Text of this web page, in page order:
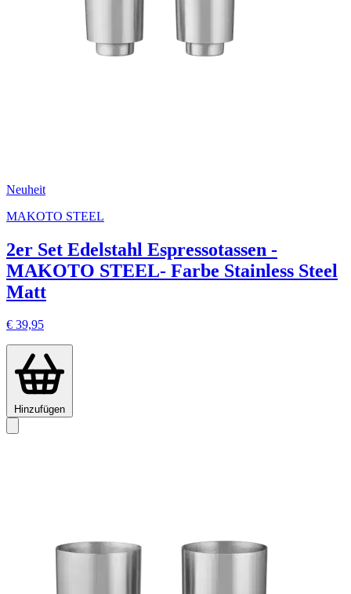
Neuheit
MAKOTO STEEL
2er Set Edelstahl Espressotassen -
MAKOTO STEEL- Farbe Stainless Steel
Matt
€ 39,95
Hinzufügen